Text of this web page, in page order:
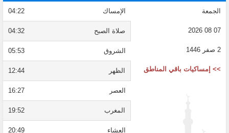
الجمعة
07 08 2026
2 صفر 1446
>> إمساكيات باقي المناطق
الإمساك 04:22
صلاة الصبح 04:32
الشروق 05:53
الظهر 12:44
العصر 16:27
المغرب 19:52
العشاء 20:49